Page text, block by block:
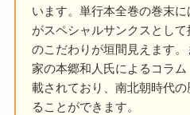
います。単行本全巻の巻末
がスペシャルサンクスとし
のこだわりが垣間見えます
家の本郷和人氏によるコラ
載されており、南北朝時代
ることができます。